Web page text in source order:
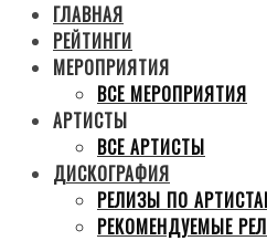
ГЛАВНАЯ
РЕЙТИНГИ
МЕРОПРИЯТИЯ
ВСЕ МЕРОПРИЯТИЯ
АРТИСТЫ
ВСЕ АРТИСТЫ
ДИСКОГРАФИЯ
РЕЛИЗЫ ПО
РЕКОМЕНДУЕМЫЕ